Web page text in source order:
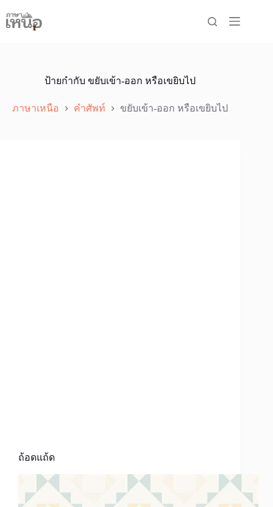
to
content
ป้ายกำกับ ขยับเข้า-ออก หรือเขยิบไป
ภาษาเหนือ คำศัพท์ ขยับเข้า-ออก หรือเขยิบไป
ถ้อดแถ้ด